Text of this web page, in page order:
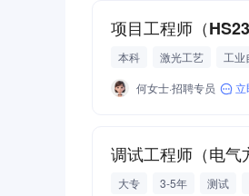
项目工程师（
本科 激光工艺
工业
何女士·招聘专员
立
调试工程师（电气
大专 3-5年 测试